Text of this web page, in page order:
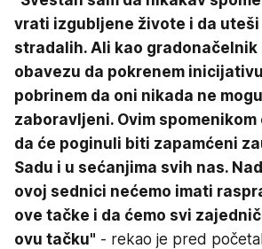
vrati izgubljene živote i da
stradalih. Ali kao gradonačelnik
obavezu da pokrenem
pobrinem da oni nikada ne
zaboravljeni. Ovim
da će poginuli biti zapamćeni
Sadu i u sećanjima svih nas.
ovoj sednici nećemo imati
ove tačke i da ćemo svi
ovu tačku" - rekao je pred